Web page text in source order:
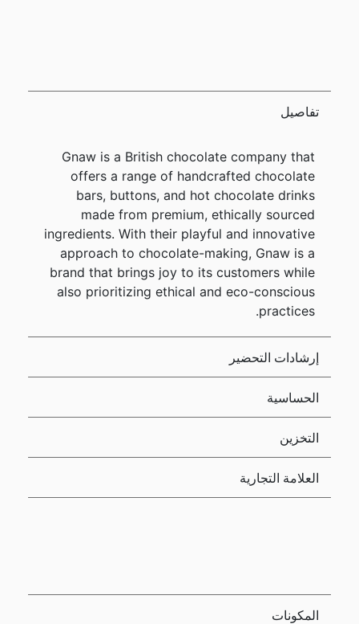
تفاصيل
Gnaw is a British chocolate company that
offers a range of handcrafted chocolate
bars, buttons, and hot chocolate drinks
made from premium, ethically sourced
ingredients. With their playful and innovative
approach to chocolate-making, Gnaw is a
brand that brings joy to its customers while
also prioritizing ethical and eco-conscious
practices.
إرشادات التحضير
الحساسية
التخزين
العلامة التجارية
المكونات